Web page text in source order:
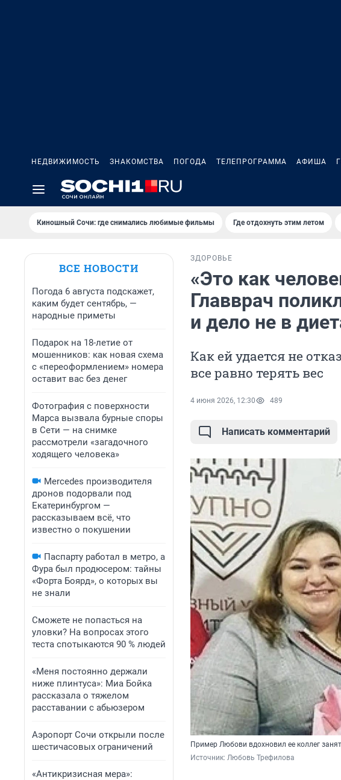
НЕДВИЖИМОСТЬ ЗНАКОМСТВА ПОГОДА ТЕЛЕПРОГРАММА АФИША
Киношный Сочи: где снимались любимые фильмы Где отдохнуть этим летом
ВСЕ НОВОСТИ
Погода 6 августа подскажет,
каким будет сентябрь, —
народные приметы
Подарок на 18-летие от
мошенников: как новая схема
с «переоформлением» номера
оставит вас без денег
Фотография с поверхности
Марса вызвала бурные споры
в Сети — на снимке
рассмотрели «загадочного
ходящего человека»
Mercedes производителя
дронов подорвали под
Екатеринбургом —
рассказываем всё, что
известно о покушении
Паспарту работал в метро, а
Фура был продюсером: тайны
«Форта Боярд», о которых вы
не знали
Сможете не попасться на
уловки? На вопросах этого
теста спотыкаются 90 % людей
«Меня постоянно держали
ниже плинтуса»: Миа Бойка
рассказала о тяжелом
расставании с абьюзером
Аэропорт Сочи открыли после
шестичасовых ограничений
«Антикризисная мера»:
ЗДОРОВЬЕ
«Это как
Главврач
и дело не в
Как ей удается не
все равно терять вес
4 июня 2026, 12:30 489
Написать комментарий
Пример Любови вдохновил ее коллег
Источник: Любовь Трефилова